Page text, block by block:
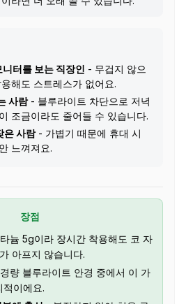
터를 보는 직장인
- 무겁지 않으
해도 스트레스가 없어요.
사람- 블루라이트 차단으로 저녁
조금이라도 줄어들 수 있습니다.
은 사람- 가볍기 때문에 휴대 시
느껴져요.
장점
늄 5g이라 장시간 착용해도 코 자
아프지 않습니다.
량 블루라이트 안경 중에서 이 가
적이에요.